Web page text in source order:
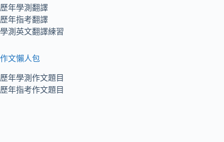
歷年學測翻譯
歷年指考翻譯
學測英文翻譯練習
作文懶人包
歷年學測作文題目
歷年指考作文題目